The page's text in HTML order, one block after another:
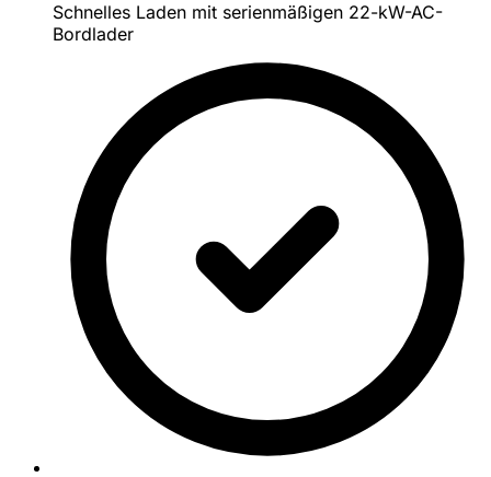
Schnelles Laden mit serienmäßigen 22-kW-AC-
Bordlader